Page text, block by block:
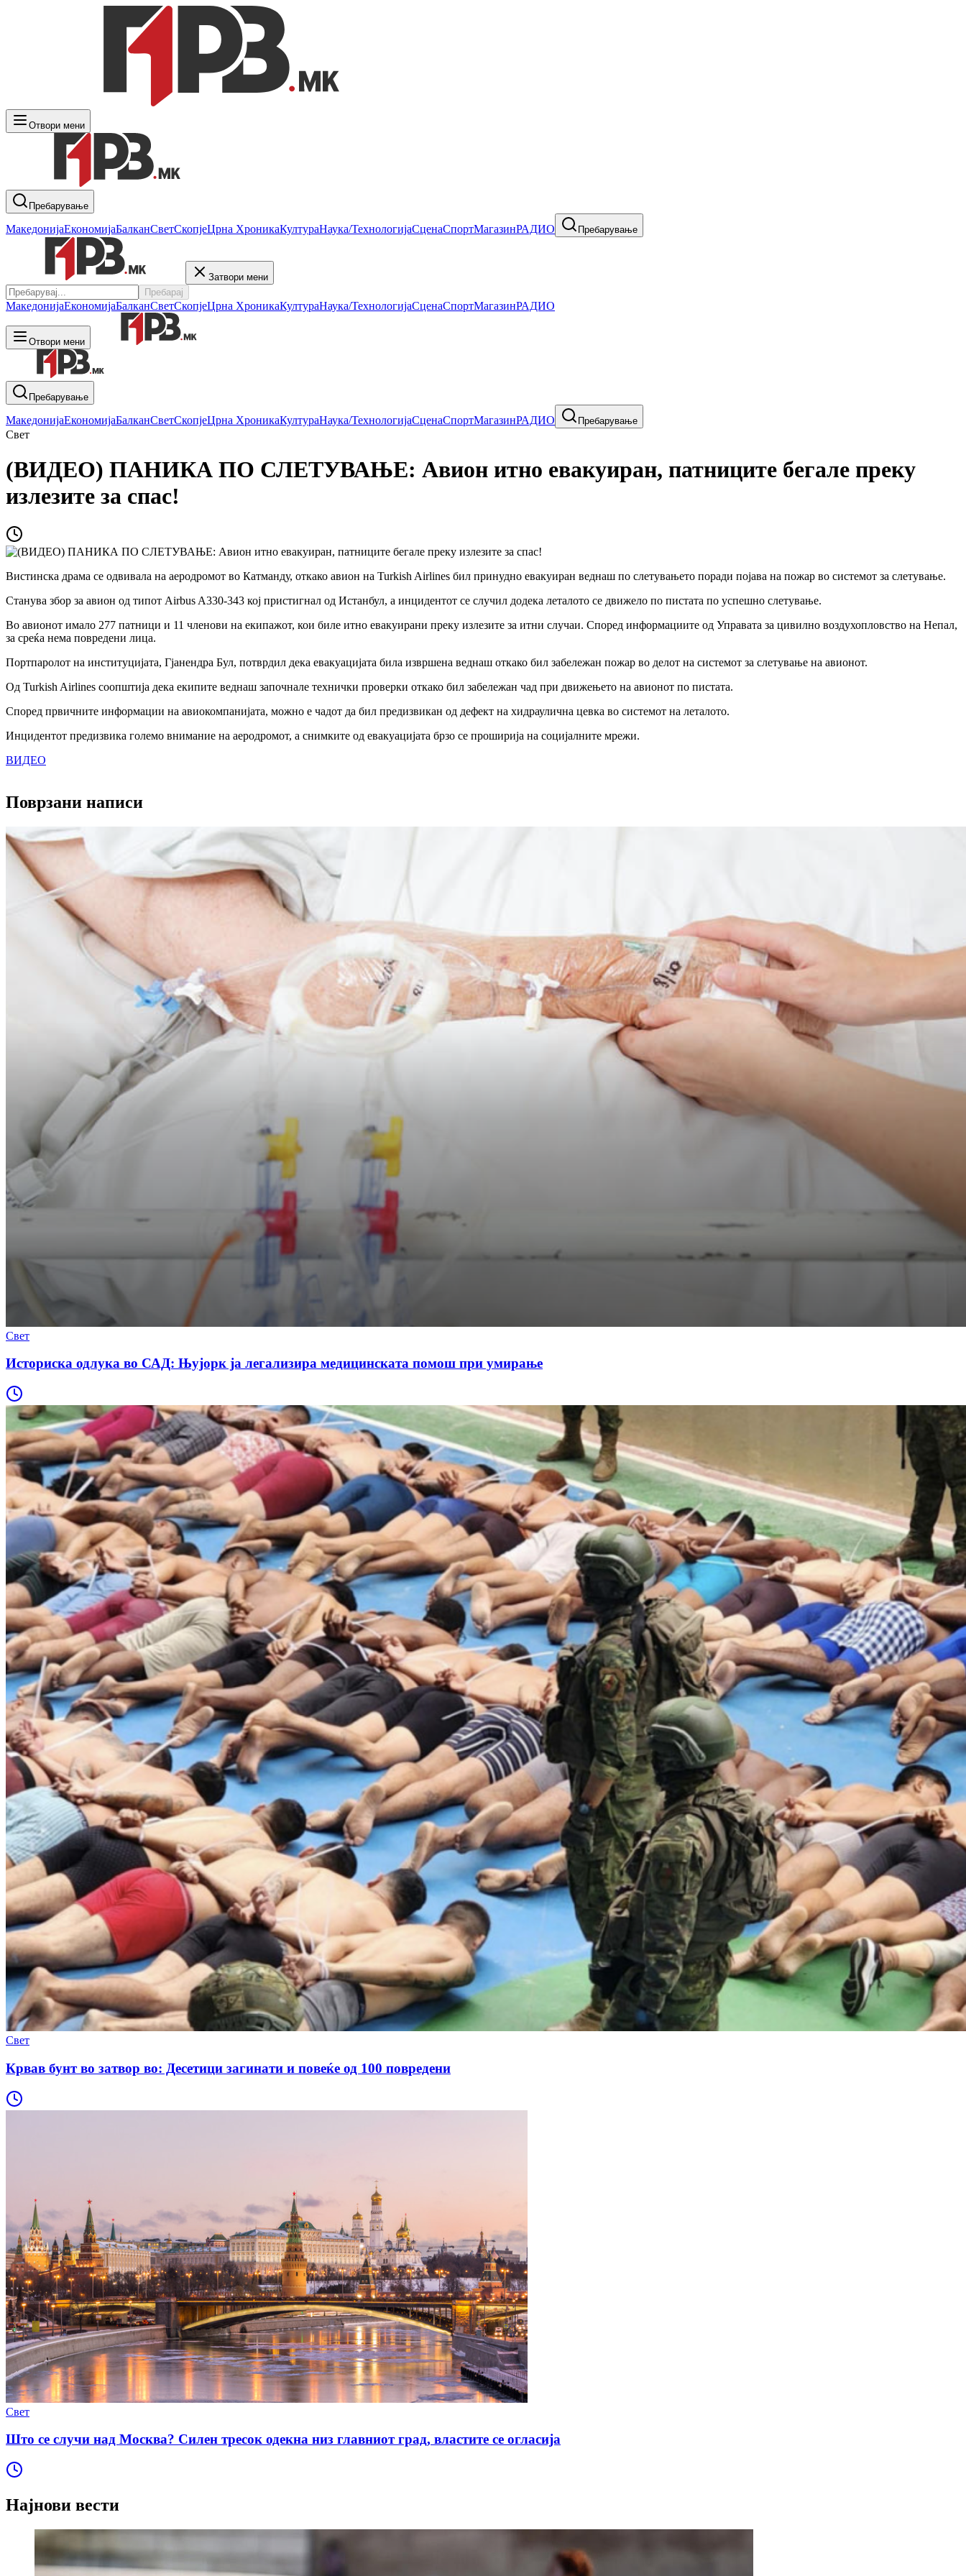
Отвори мени
Пребарување
МакедонијаЕкономијаБалканСветСкопјеЦрна ХроникаКултураНаука/ТехнологијаСценаСпортМагазинРАДИО Пребарување
Затвори мени
Пребарај
МакедонијаЕкономијаБалканСветСкопјеЦрна ХроникаКултураНаука/ТехнологијаСценаСпортМагазинРАДИО
Отвори мени
Пребарување
МакедонијаЕкономијаБалканСветСкопјеЦрна ХроникаКултураНаука/ТехнологијаСценаСпортМагазинРАДИО Пребарување
Свет
(ВИДЕО) ПАНИКА ПО СЛЕТУВАЊЕ: Авион итно евакуиран, патниците бегале преку
излезите за спас!
Вистинска драма се одвивала на аеродромот во Катманду, откако авион на Turkish Airlines бил принудно евакуиран веднаш по слетувањето поради појава на пожар во системот за слетување.
Станува збор за авион од типот Airbus A330-343 кој пристигнал од Истанбул, а инцидентот се случил додека леталото се движело по пистата по успешно слетување.
Во авионот имало 277 патници и 11 членови на екипажот, кои биле итно евакуирани преку излезите за итни случаи. Според информациите од Управата за цивилно воздухопловство на Непал,
за среќа нема повредени лица.
Портпаролот на институцијата, Гјанендра Бул, потврдил дека евакуацијата била извршена веднаш откако бил забележан пожар во делот на системот за слетување на авионот.
Од Turkish Airlines соопштија дека екипите веднаш започнале технички проверки откако бил забележан чад при движењето на авионот по пистата.
Според првичните информации на авиокомпанијата, можно е чадот да бил предизвикан од дефект на хидраулична цевка во системот на леталото.
Инцидентот предизвика големо внимание на аеродромот, а снимките од евакуацијата брзо се проширија на социјалните мрежи.
ВИДЕО
Поврзани написи
Свет
Историска одлука во САД: Њујорк ја легализира медицинската помош при умирање
Свет
Крвав бунт во затвор во: Десетици загинати и повеќе од 100 повредени
Свет
Што се случи над Москва? Силен тресок одекна низ главниот град, властите се огласија
Најнови вести